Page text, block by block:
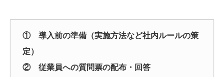
① 導入前の準備（実施方法など社内ルールの策
定）
② 従業員への質問票の配布・回答